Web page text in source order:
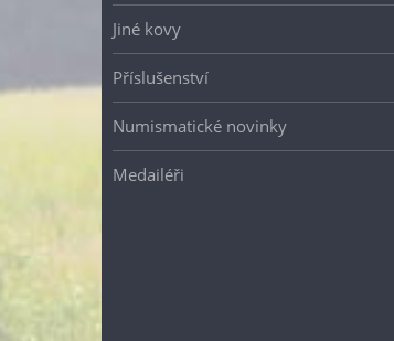
Jiné kovy
Příslušenství
Numismatické novinky
Medailéři